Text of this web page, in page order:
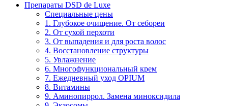
Препараты DSD de Luxe
Специальные цены
1. Глубокое очищение. От себореи
2. От сухой перхоти
3. От выпадения и для роста волос
4. Восстановление структуры
5. Увлажнение
6. Многофункциональный крем
7. Ежедневный уход OPIUM
8. Витамины
9. Аминопиррол. Замена миноксидила